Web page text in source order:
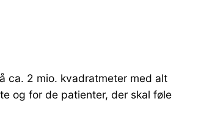
ca. 2 mio. kvadratmeter med alt
og for de patienter, der skal føle